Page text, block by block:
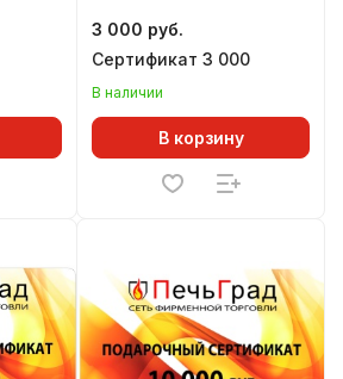
3 000 руб.
Сертификат 3 000
В наличии
В корзину